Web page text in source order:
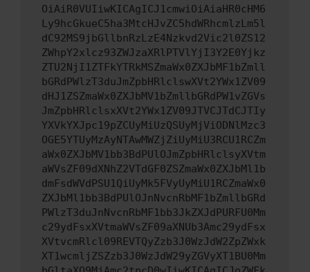
OiAiR0VUIiwKICAgICJ1cmwiOiAiaHR0cHM6
Ly9hcGkueC5ha3MtcHJvZC5hdWRhcmlzLm5l
dC92MS9jbGllbnRzLzE4Nzkvd2Vic2l0ZS12
ZWhpY2xlcz93ZWJzaXRlPTVlYjI3Y2E0Yjkz
ZTU2NjI1ZTFkYTRkMSZmaWx0ZXJbMF1bZmll
bGRdPWlzT3duJmZpbHRlclswXVt2YWx1ZV09
dHJ1ZSZmaWx0ZXJbMV1bZmllbGRdPW1vZGVs
JmZpbHRlclsxXVt2YWx1ZV09JTVCJTdCJTIy
YXVkYXJpc19pZCUyMiUzQSUyMjViODNlMzc3
OGE5YTUyMzAyNTAwMWZjZiUyMiU3RCU1RCZm
aWx0ZXJbMV1bb3BdPUlOJmZpbHRlclsyXVtm
aWVsZF09dXNhZ2VTdGF0ZSZmaWx0ZXJbMl1b
dmFsdWVdPSU1QiUyMk5FVyUyMiU1RCZmaWx0
ZXJbMl1bb3BdPUlOJnNvcnRbMF1bZmllbGRd
PWlzT3duJnNvcnRbMF1bb3JkZXJdPURFU0Mm
c29ydFsxXVtmaWVsZF09aXNUb3Amc29ydFsx
XVtvcmRlcl09REVTQyZzb3J0WzJdW2ZpZWxk
XT1wcmljZSZzb3J0WzJdW29yZGVyXT1BU0Mm